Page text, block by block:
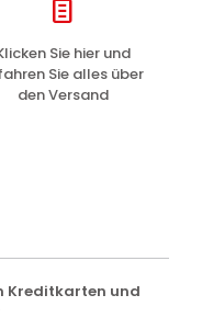
Sie hier und
Sie alles über
den Versand
Kreditkarten und